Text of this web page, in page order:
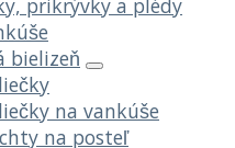
prikrývky a plédy
bielizeň
na vankúše
na posteľ